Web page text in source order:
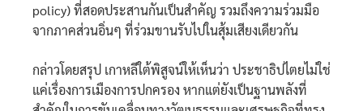
policy) ที่สอดประสานกันเป็นสำคัญ รวมถึงความร่วมมือ
จากภาคส่วนอิ่นๆ ที่ร่วมขานรับไปในสุ้มเสียงเดียวกัน
กล่าวโดยสรุป เกาหลีใต้พิสูจน์ให้เห็นว่า ประชาธิปไตยไม่ใช่
แค่เรื่องการเมืองการปกครอง หากแต่ยังเป็นฐานพลังที่